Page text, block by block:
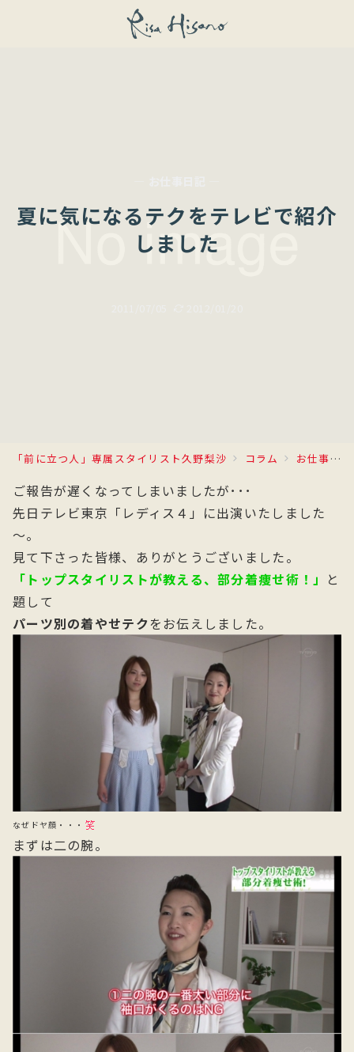
夏に気になるテクをテレビで紹介
しました
「前に立つ人」専属スタイリスト久野梨沙 コラム お仕事日記
ご報告が遅くなってしまいましたが･･･
先日テレビ東京「レディス４」に出演いたしました
～。
見て下さった皆様、ありがとうございました。
「トップスタイリストが教える、部分着痩せ術！」 と
題して
パーツ別の着やせテクをお伝えしました。
なぜドヤ顔・・・
まずは二の腕。